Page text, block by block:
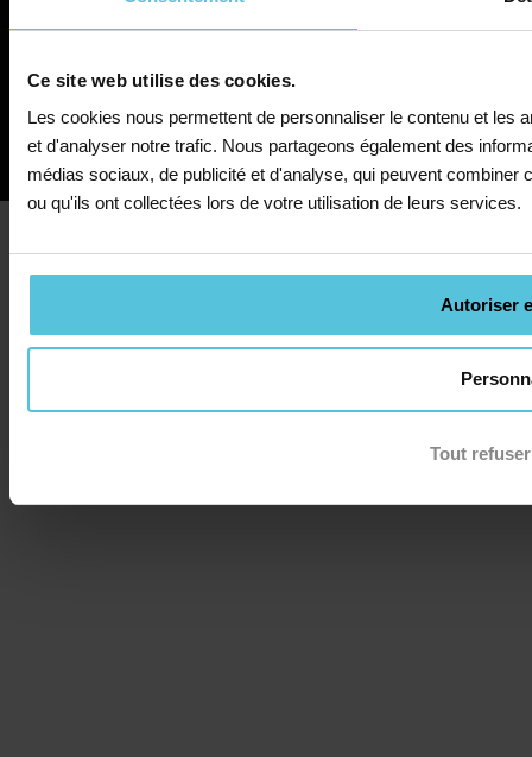
Ce site web utilise des cookies.
Les cookies nous permettent de personnaliser le contenu et
et d'analyser notre trafic. Nous partageons également des
médias sociaux, de publicité et d'analyse, qui peuvent
ou qu'ils ont collectées lors de votre utilisation de leurs services.
Autoriser
Tout
Mentions légalesCGSRGPDCookiesRétractation